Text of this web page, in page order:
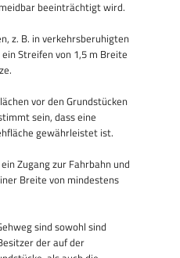
beeinträchtigt wird.
z. B. in verkehrsberuhigten
Streifen von 1,5 m Breite
vor den Grundstücken
sein, dass eine
gewährleistet ist.
Zugang zur Fahrbahn und
Breite von mindestens
sind sowohl sind
der auf der